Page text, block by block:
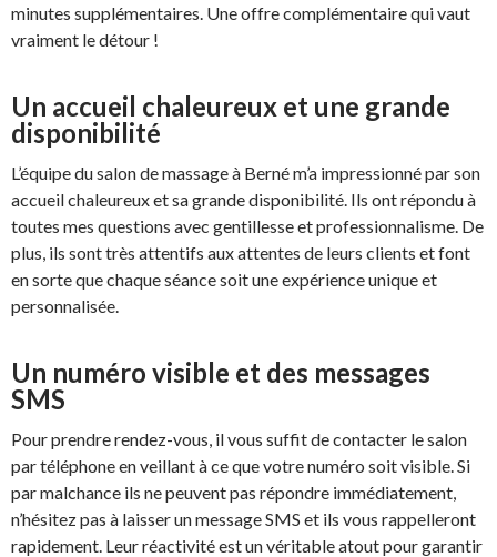
minutes supplémentaires. Une offre complémentaire qui vaut
vraiment le détour !
Un accueil chaleureux et une grande
disponibilité
L’équipe du salon de massage à Berné m’a impressionné par son
accueil chaleureux et sa grande disponibilité. Ils ont répondu à
toutes mes questions avec gentillesse et professionnalisme. De
plus, ils sont très attentifs aux attentes de leurs clients et font
en sorte que chaque séance soit une expérience unique et
personnalisée.
Un numéro visible et des messages
SMS
Pour prendre rendez-vous, il vous suffit de contacter le salon
par téléphone en veillant à ce que votre numéro soit visible. Si
par malchance ils ne peuvent pas répondre immédiatement,
n’hésitez pas à laisser un message SMS et ils vous rappelleront
rapidement. Leur réactivité est un véritable atout pour garantir